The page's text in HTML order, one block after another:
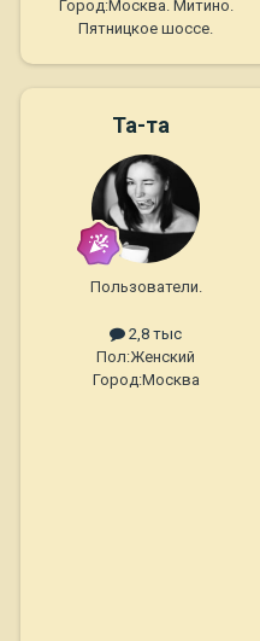
Город:Москва. Митино.
Пятницкое шоссе.
Та-та
Пользователи.
2,8 тыс
Пол:Женский
Город:Москва